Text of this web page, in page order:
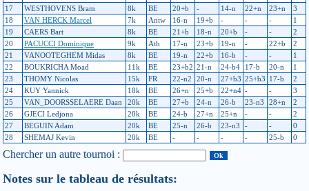
17
WESTHOVENS Bram 8k BE 20+b - 14-n 22+n 23+n
3
18
VAN HERCK Marcel 7k Antw 16-n 19+b - - -
1
19
CAERS Bart 8k BE 21+b 18-n 20+b - -
2
20
PACUCCI Dominique 9k Ath 17-n 23+b 19-n - 22+b
2
21
VANOOTEGHEM Midas 8k BE 19-n 22+b 16-b - -
1
22
BOUKRICHA Moad 11k BE 23+b2 21-n 24-b4 17-b 20-n
1
23
THOMY Nicolas 15k FR 22-n2 20-n 27+b3 25+b3 17-b
2
24
KUY Yannick 18k BE 26+n 25+b 22+n4 - -
3
25
VAN_DOORSSELAERE Daan 20k BE 27+b 24-n 26-b 23-n3 28+n
2
26
GJECI Ledjona 20k BE 24-b 27+n 25+n - -
2
27
BEGUIN Adam 20k BE 25-n 26-b 23-n3 - -
0
28
SHEMAJ Kevin 20k BE - - - - 25-b 0
Chercher un autre tournoi :
Notes sur le tableau de résultats: